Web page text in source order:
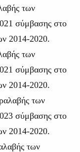
των
σύμβασης στο
2014-2020.
των
σύμβασης στο
2014-2020.
των
σύμβασης στο
2014-2020.
των